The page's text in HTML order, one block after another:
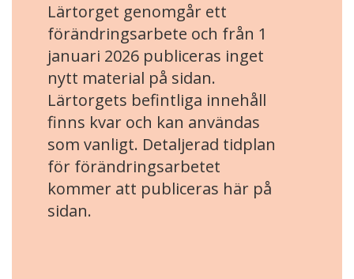
Lärtorget genomgår ett
förändringsarbete och från 1
januari 2026 publiceras inget
nytt material på sidan.
Lärtorgets befintliga innehåll
finns kvar och kan användas
som vanligt. Detaljerad tidplan
för förändringsarbetet
kommer att publiceras här på
sidan.